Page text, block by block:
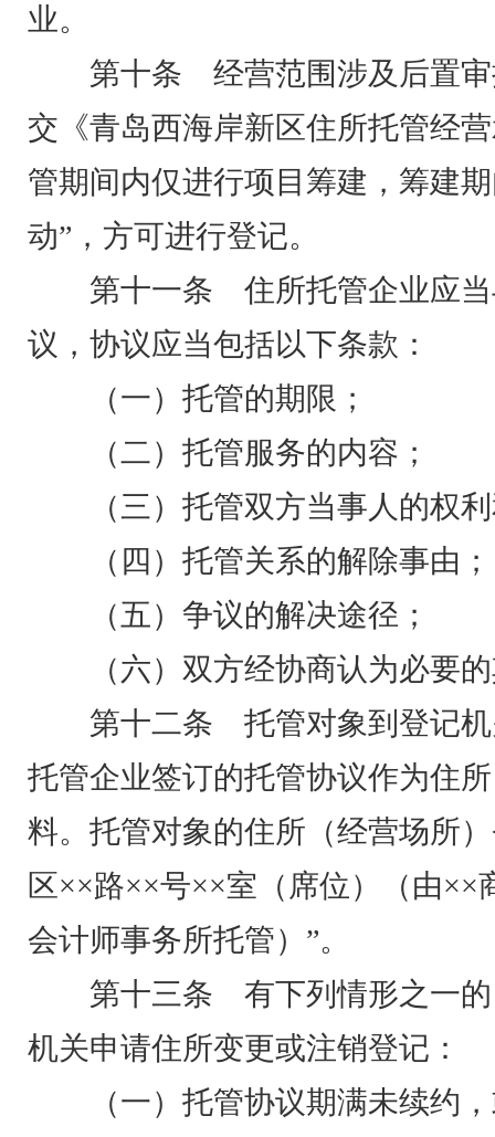
业。
第十条 经营范围涉及后置
交《青岛西海岸新区住所托管经
管期间内仅进行项目筹建，筹建
动”，方可进行登记。
第十一条 住所托管企业应
议，协议应当包括以下条款：
（一）托管的期限；
（二）托管服务的内容；
（三）托管双方当事人的权
（四）托管关系的解除事由；
（五）争议的解决途径；
（六）双方经协商认为必要
第十二条 托管对象到登记
托管企业签订的托管协议作为住
料。托管对象的住所（经营场所
区××路××号××室（席位）（由××
会计师事务所托管）”。
第十三条 有下列情形之一
机关申请住所变更或注销登记：
（一）托管协议期满未续约